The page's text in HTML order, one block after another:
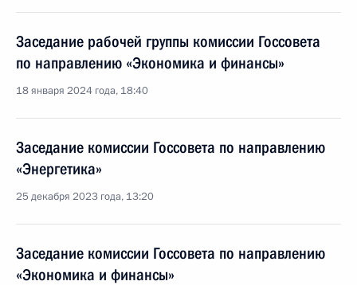
Заседание рабочей группы комиссии Госсовета
по направлению «Экономика и финансы»
18 января 2024 года, 18:40
Заседание комиссии Госсовета по направлению
«Энергетика»
25 декабря 2023 года, 13:20
Заседание комиссии Госсовета по направлению
«Экономика и финансы»